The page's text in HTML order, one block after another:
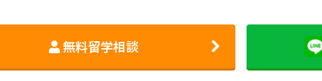
無料留学相談